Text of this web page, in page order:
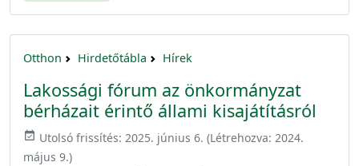
Otthon Hirdetőtábla Hírek
Lakossági fórum az önkormányzat
bérházait érintő állami kisajátításról
event_available Utolsó frissítés: 2025. június 6. (Létrehozva: 2024.
május 9.)